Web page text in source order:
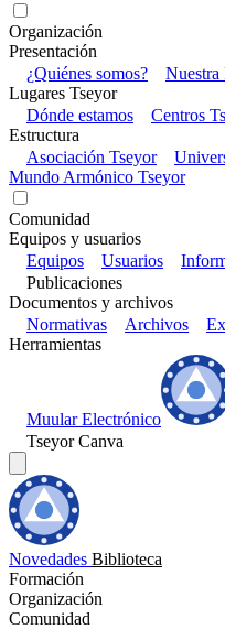
Organización
Presentación
¿Quiénes somos?
Nuestra
Lugares Tseyor
Dónde estamos
Centros
Estructura
Asociación Tseyor
Mundo Armónico Tseyor
Comunidad
Equipos y usuarios
Equipos
Usuarios
Publicaciones
Documentos y archivos
Normativas
Archivos
Herramientas
Muular Electrónico
Tseyor Canva
Novedades Biblioteca
Formación
Organización
Comunidad